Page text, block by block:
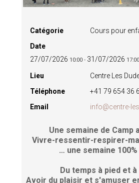
Catégorie
Cours pour
Date
27/07/2026 10:00- 31/07/2026 17:00
Lieu
Centre Les
Téléphone
+41 79 654 36
Email
info@centre-
Une semaine de Camp
Vivre-ressentir-respirer-
… une semaine
Du temps à pied et
Avoir du plaisir et s'amuser